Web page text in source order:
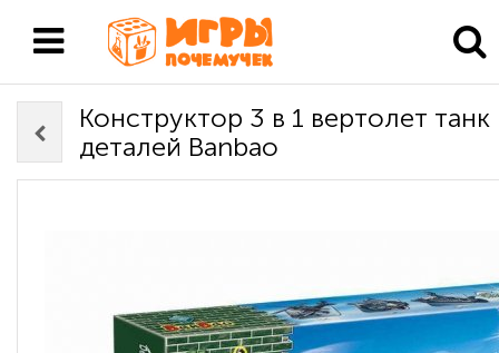
Конструктор 3 в 1 вертолет
деталей Banbao